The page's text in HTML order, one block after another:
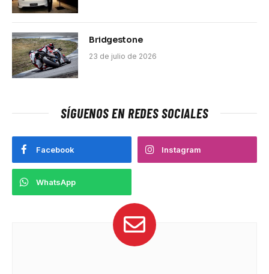
Bridgestone
23 de julio de 2026
SÍGUENOS EN REDES SOCIALES
Facebook Instagram
WhatsApp